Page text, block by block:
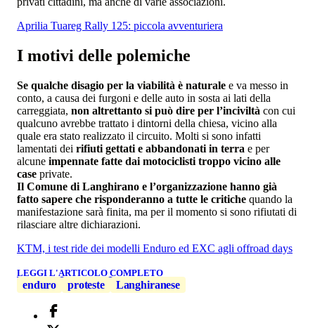
Aprilia Tuareg Rally 125: piccola avventuriera
I motivi delle polemiche
Se qualche disagio per la viabilità è naturale e va messo in
conto, a causa dei furgoni e delle auto in sosta ai lati della
carreggiata, non altrettanto si può dire per l’inciviltà con cui
qualcuno avrebbe trattato i dintorni della chiesa, vicino alla
quale era stato realizzato il circuito. Molti si sono infatti
lamentati dei rifiuti gettati e abbandonati in terra e per
alcune impennate fatte dai motociclisti troppo vicino alle
case private.
Il Comune di Langhirano e l’organizzazione hanno già
fatto sapere che risponderanno a tutte le critiche quando la
manifestazione sarà finita, ma per il momento si sono rifiutati di
rilasciare altre dichiarazioni.
KTM, i test ride dei modelli Enduro ed EXC agli offroad days
LEGGI L'ARTICOLO COMPLETO
enduro proteste Langhiranese